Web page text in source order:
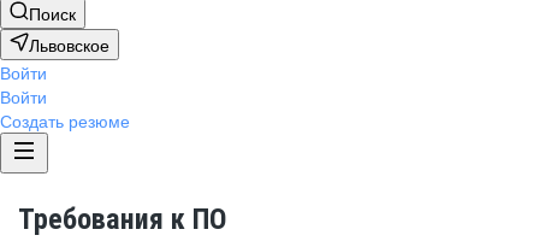
Поиск
Львовское
Войти
Войти
Создать резюме
Требования к ПО